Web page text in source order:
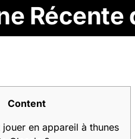
Récente
Content
jouer en appareil à thunes